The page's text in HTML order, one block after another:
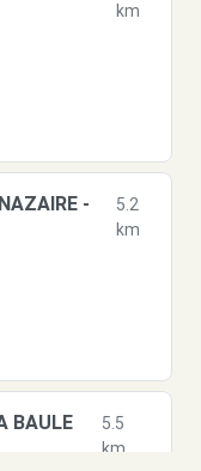
km
-
5.2
km
BAULE
5.5
km